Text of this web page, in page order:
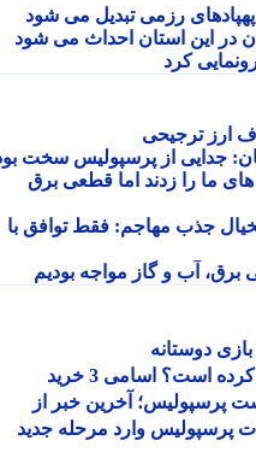
رزمی تبدیل می شود
این استان احداث می شود
ترجیحی
از پرسپولیس سخت بود
ما را زدند اما قطعی برق
جذب مهاجم: فقط توافق با
آب و گاز مواجه بودیم
دوستانه
پرسپولیس با کدام بازیکنان توافق کرده است؟ اسامی 3 خرید
پرسپولیس؛ آخرین خبر از
وارد مرحله جدید